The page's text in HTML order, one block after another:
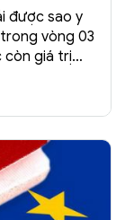
được sao y
vòng 03
còn giá trị
có ký tên
→